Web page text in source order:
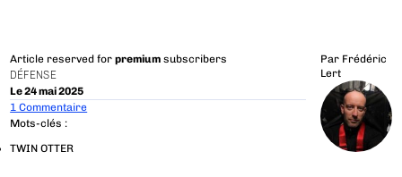
Article reserved forpremium subscribers
DÉFENSE
Le 24 mai 2025
Par Frédéric
Lert
1 Commentaire
Mots-clés :
TWIN OTTER